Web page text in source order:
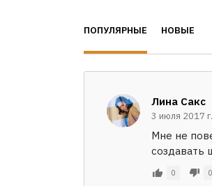
ПОПУЛЯРНЫЕ НОВЫЕ
Лина Сакс
3 июля 2017 г.
Мне не
создавать
0 0